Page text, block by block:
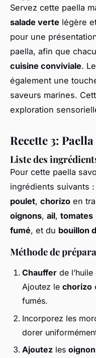
Servez cette paella
salade verte légère
pour une
paella, afin que
cuisine conviviale.
également une
saveurs marines.
exploration
Recette 3:
Liste des
Pour cette paella
ingrédients suivants :
poulet, chorizo en
oignons, ail, tomates
fumé, et du bouillon
Méthode de
Chauffer de
Ajoutez le chorizo
fumés.
Incorporez les
dorer
Ajoutez les